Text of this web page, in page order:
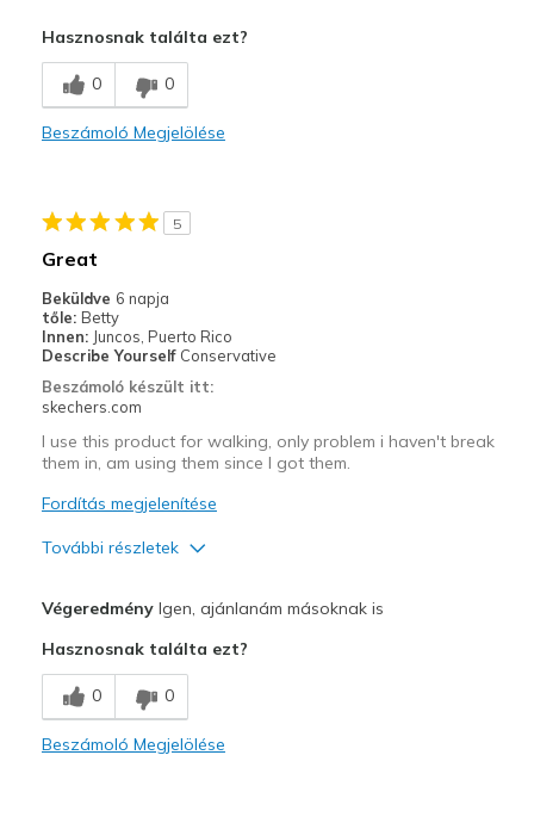
Width
Sizing
Feels full size too small
Hasznosnak találta ezt?
0 0
Beszámoló Megjelölése
5
Great
Beküldve 6 napja
tőle: Betty
Innen: Juncos, Puerto Rico
Describe Yourself Conservative
Beszámoló készült itt:
skechers.com
I use this product for walking, only problem i haven't break
them in, am using them since I got them.
Fordítás megjelenítése
További részletek
Kontra
Need Break In
Poor Cushioning
VégeredményIgen, ajánlanám másoknak is
Hasznosnak találta ezt?
0 0
Beszámoló Megjelölése